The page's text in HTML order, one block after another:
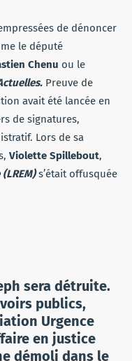
de dénoncer
le député
Chenu ou le
Preuve de
avait été lancée en
de signatures,
Lors de sa
Violette Spillebout,
s’était offusquée
sera détruite.
publics,
Urgence
en justice
démoli dans le